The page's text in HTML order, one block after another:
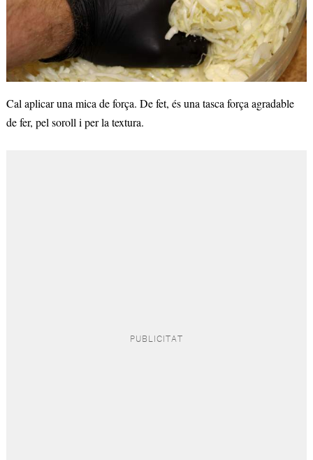
Cal aplicar una mica de força. De fet, és una tasca força agradable
de fer, pel soroll i per la textura.